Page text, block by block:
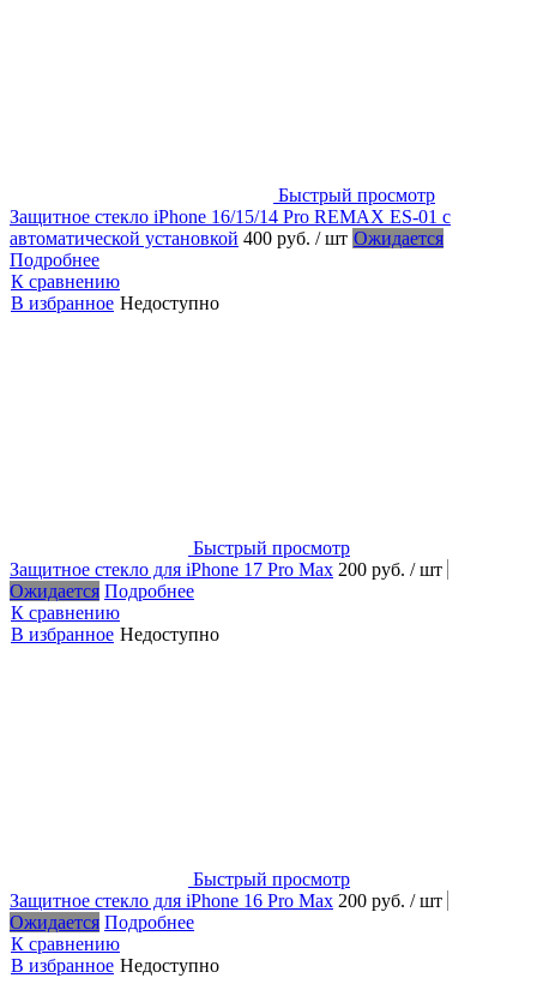
Быстрый просмотр
Защитное стекло iPhone 16/15/14 Pro REMAX ES-01 с
автоматической установкой 400 руб. / шт Ожидается
Подробнее
К сравнению
В избранное Недоступно
Быстрый просмотр
Защитное стекло для iPhone 17 Pro Max 200 руб. / шт
Ожидается Подробнее
К сравнению
В избранное Недоступно
Быстрый просмотр
Защитное стекло для iPhone 16 Pro Max 200 руб. / шт
Ожидается Подробнее
К сравнению
В избранное Недоступно